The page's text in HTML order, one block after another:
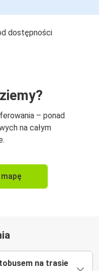
dostępności
– ponad
na całym
na trasie